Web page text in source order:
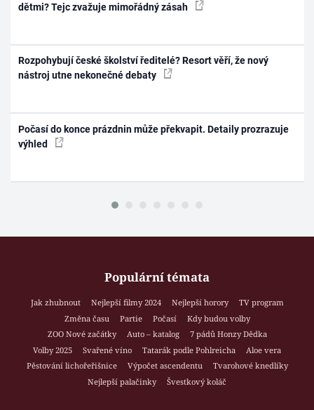
dětmi? Tejc zvažuje mimořádný zásah
Rozpohybují české školství ředitelé? Resort věří, že nový
nástroj utne nekonečné debaty
Počasí do konce prázdnin může překvapit. Detaily prozrazuje
výhled
Populární témata
Jak zhubnout Nejlepší filmy 2024 Nejlepší horory
TV program
Změna času
Partie Počasí
Kdy budou volby
ZOO Nové začátky
Auto – katalog
7 pádů Honzy Dědka
Volby 2025
Svařené víno Tatarák podle Pohlreicha
Aloe vera
Pěstování lichořeřišnice
Výpočet ascendentu
Tvarohové knedlíky
Nejlepší palačinky
Švestkový koláč